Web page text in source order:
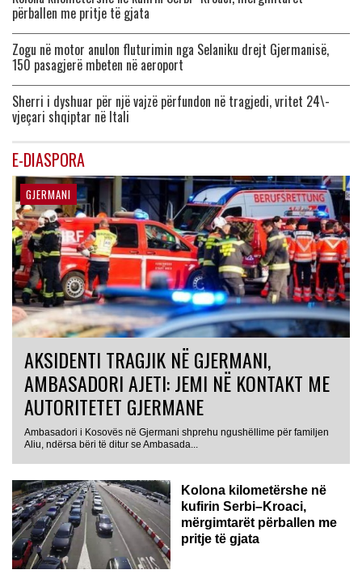
përballen me pritje të gjata
Zogu në motor anulon fluturimin nga Selaniku drejt Gjermanisë,
150 pasagjerë mbeten në aeroport
Sherri i dyshuar për një vajzë përfundon në tragjedi, vritet 24\-
vjeçari shqiptar në Itali
E-DIASPORA
GJERMANI
AKSIDENTI TRAGJIK NË GJERMANI,
AMBASADORI AJETI: JEMI NË KONTAKT ME
AUTORITETET GJERMANE
Ambasadori i Kosovës në Gjermani shprehu ngushëllime për familjen
Aliu, ndërsa bëri të ditur se Ambasada...
Kolona kilometërshe në
kufirin Serbi–Kroaci,
mërgimtarët përballen me
pritje të gjata